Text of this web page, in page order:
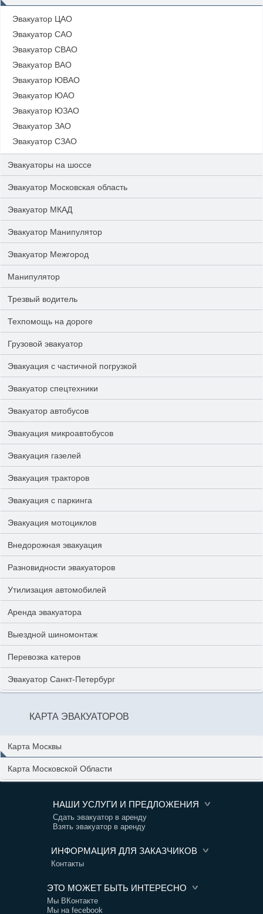
Эвакуатор ЦАО
Эвакуатор САО
Эвакуатор СВАО
Эвакуатор ВАО
Эвакуатор ЮВАО
Эвакуатор ЮАО
Эвакуатор ЮЗАО
Эвакуатор ЗАО
Эвакуатор СЗАО
Эвакуаторы на шоссе
Эвакуатор Московская область
Эвакуатор МКАД
Эвакуатор Манипулятор
Эвакуатор Межгород
Манипулятор
Трезвый водитель
Техпомощь на дороге
Грузовой эвакуатор
Эвакуация с частичной погрузкой
Эвакуатор спецтехники
Эвакуатор автобусов
Эвакуация микроавтобусов
Эвакуация газелей
Эвакуация тракторов
Эвакуация с паркинга
Эвакуация мотоциклов
Внедорожная эвакуация
Разновидности эвакуаторов
Утилизация автомобилей
Аренда эвакуатора
Выездной шиномонтаж
Перевозка катеров
Эвакуатор Санкт-Петербург
КАРТА ЭВАКУАТОРОВ
Карта Москвы
Карта Московской Области
НАШИ УСЛУГИ И ПРЕДЛОЖЕНИЯ
Сдать эвакуатор в аренду
Взять эвакуатор в аренду
ИНФОРМАЦИЯ ДЛЯ ЗАКАЗЧИКОВ
Контакты
ЭТО МОЖЕТ БЫТЬ ИНТЕРЕСНО
Мы ВКонтакте
Мы на fecebook